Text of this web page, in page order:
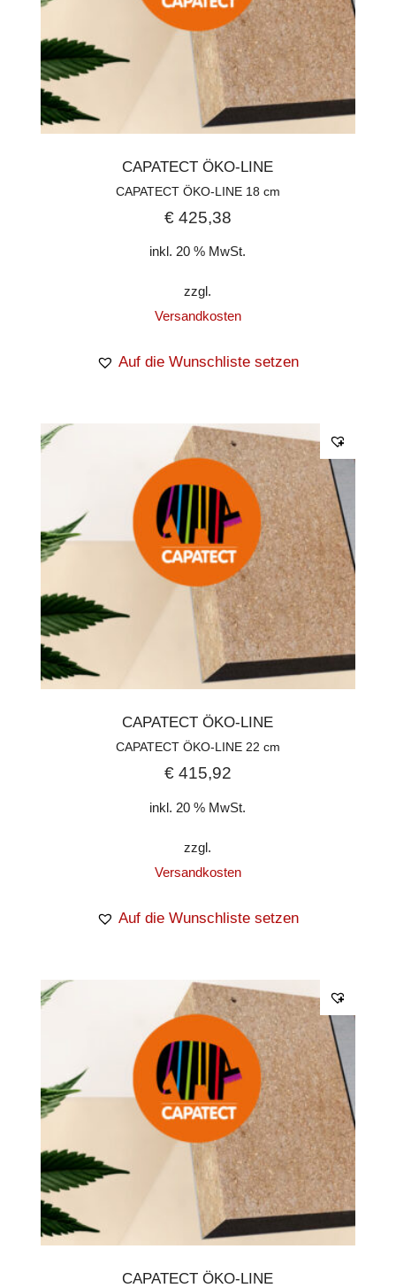
CAPATECT ÖKO-LINE
CAPATECT ÖKO-LINE 18 cm
€425,38
inkl. 20 % MwSt.
zzgl.
Versandkosten
Auf die Wunschliste setzen
CAPATECT ÖKO-LINE
CAPATECT ÖKO-LINE 22 cm
€415,92
inkl. 20 % MwSt.
zzgl.
Versandkosten
Auf die Wunschliste setzen
CAPATECT ÖKO-LINE